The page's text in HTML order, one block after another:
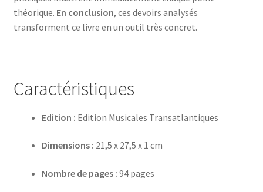
théorique. En conclusion, ces devoirs analysés
transforment ce livre en un outil très concret.
Caractéristiques
Edition : Edition Musicales Transatlantiques
Dimensions : 21,5 x 27,5 x 1 cm
Nombre de pages : 94 pages